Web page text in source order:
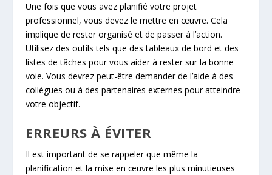
Une fois que vous avez planifié votre projet
professionnel, vous devez le mettre en œuvre. Cela
implique de rester organisé et de passer à l’action.
Utilisez des outils tels que des tableaux de bord et des
listes de tâches pour vous aider à rester sur la bonne
voie. Vous devrez peut-être demander de l’aide à des
collègues ou à des partenaires externes pour atteindre
votre objectif.
ERREURS À ÉVITER
Il est important de se rappeler que même la
planification et la mise en œuvre les plus minutieuses